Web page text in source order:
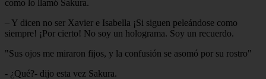
como lo llamó Sakura.
– Y dicen no ser Xavier e Isabella ¡Si siguen peleándose como
siempre! ¡Por cierto! No soy un holograma. Soy un recuerdo.
"Sus ojos me miraron fijos, y la confusión se asomó por su rostro"
- ¿Qué?- dijo esta vez Sakura.